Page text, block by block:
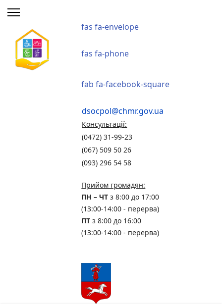
fas fa-envelope
fas fa-phone
fab fa-facebook-square
dsocpol@chmr.gov.ua
Консультації:
(0472) 31-99-23
(067) 509 50 26
(093) 296 54 58
Прийом громадян:
ПН – ЧТ з 8:00 до 17:00
(13:00-14:00 - перерва)
ПТ з 8:00 до 16:00
(13:00-14:00 - перерва)